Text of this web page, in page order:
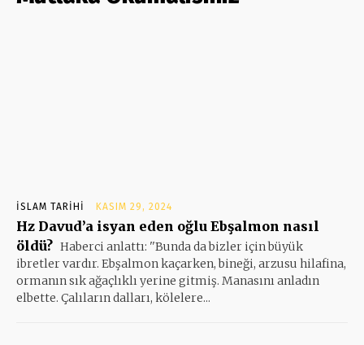
İSLAM TARIHI KASIM 29, 2024
Hz Davud’a isyan eden oğlu Ebşalmon nasıl
öldü? Haberci anlattı: ''Bunda da bizler için büyük
ibretler vardır. Ebşalmon kaçarken, bineği, arzusu hilafina,
ormanın sık ağaçlıklı yerine gitmiş. Manasını anladın
elbette. Çalıların dalları, kölelere...